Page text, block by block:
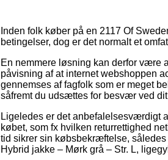
Inden folk køber på en 2117 Of
betingelser, dog er det normalt et
En nemmere løsning kan derfor være
påvisning af at internet webshoppen
gennemses af fagfolk som er meget
såfremt du udsættes for besvær ved
Ligeledes er det anbefalelsesværdigt
købet, som fx hvilken returrettighed
tid sikrer sin købsbekræftelse,
Hybrid jakke – Mørk grå – Str. L,